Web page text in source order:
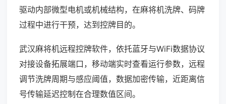
驱动内部微型电机或机械结构，在麻将机洗牌、码牌
过程中进行干预，达到控牌目的。
武汉麻将机远程控牌软件，依托蓝牙与WiFi数据协议
对接设备拓展端口，移动端实时查看运行参数，远程
调节洗牌周期与感应阈值，数据加密传输，近距离信
号传输延迟控制在合理数值区间。